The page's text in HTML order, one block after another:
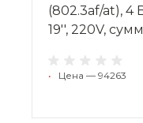
(802.3af/at), 4
19'', 220V,
• Цена — 94263